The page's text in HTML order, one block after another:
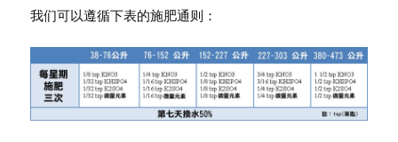
我们可以遵循下表的施肥通则：